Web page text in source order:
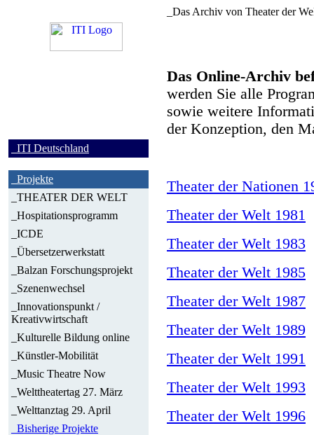
_Das Archiv von Theater der
_ITI Deutschland
_Projekte
_THEATER DER WELT
_Hospitationsprogramm
_ICDE
_Übersetzerwerkstatt
_Balzan Forschungsprojekt
_Szenenwechsel
_Innovationspunkt /
Kreativwirtschaft
_Kulturelle Bildung online
_Künstler-Mobilität
_Music Theatre Now
_Welttheatertag 27. März
_Welttanztag 29. April
_Bisherige Projekte
Das Online-Archiv
werden Sie alle
sowie weitere
der Konzeption, den
Theater der Nationen
Theater der Welt 1981
Theater der Welt 1983
Theater der Welt 1985
Theater der Welt 1987
Theater der Welt 1989
Theater der Welt 1991
Theater der Welt 1993
Theater der Welt 1996